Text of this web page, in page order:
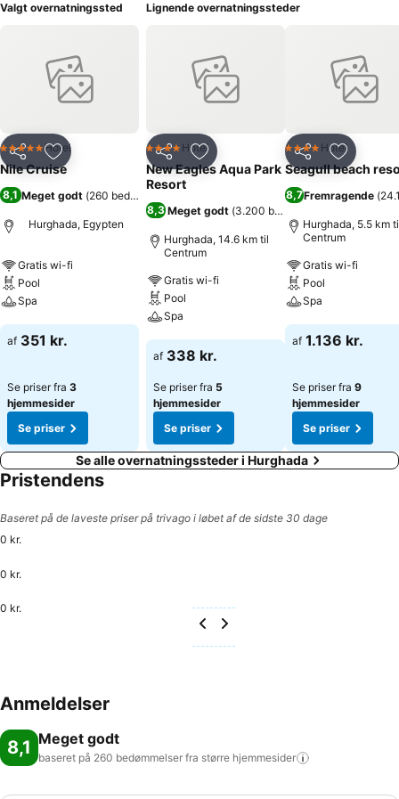
Valgt overnatningssted
Del Føj til favoritter
5 StjernerHotel
Nile Cruise
8,1 Meget godt (260 bedømmelser
Hurghada, Egypten
Gratis wi-fi
Pool
Spa
Se priser
af 351 kr.
Se priser fra 3
hjemmesider
Se priser
Lignende overnatningssteder
Del Føj til favoritter
4 StjernerHotel
New Eagles Aqua Park
Resort
8,3 Meget godt (3.200 bedømmelser
Hurghada, 14.6 km til
Centrum
Gratis wi-fi
Pool
Spa
Se priser
af 338 kr.
Se priser fra 5
hjemmesider
Se priser
Del Føj til
4 StjernerHotel
Seagull beach
8,7Fremragende (
Hurghada, 5.5 km
Centrum
Gratis wi-fi
Pool
Spa
Se priser
af 1.136 kr.
Se priser fra 9
hjemmesider
Se priser
Se alle overnatningssteder i Hurghada
Pristendens
Baseret på de laveste priser på trivago i løbet af de sidste 30 dage
0 kr.
0 kr.
0 kr.
Anmeldelser
8,1 Meget godt
baseret på 260 bedømmelser fra større hjemmesider